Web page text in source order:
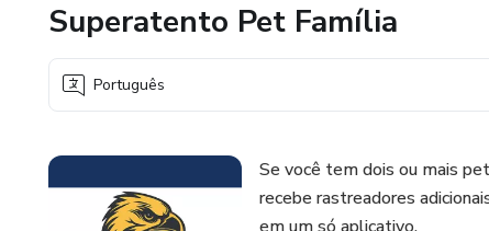
Superatento Pet Família
Português
Se você tem dois ou mais
recebe rastreadores